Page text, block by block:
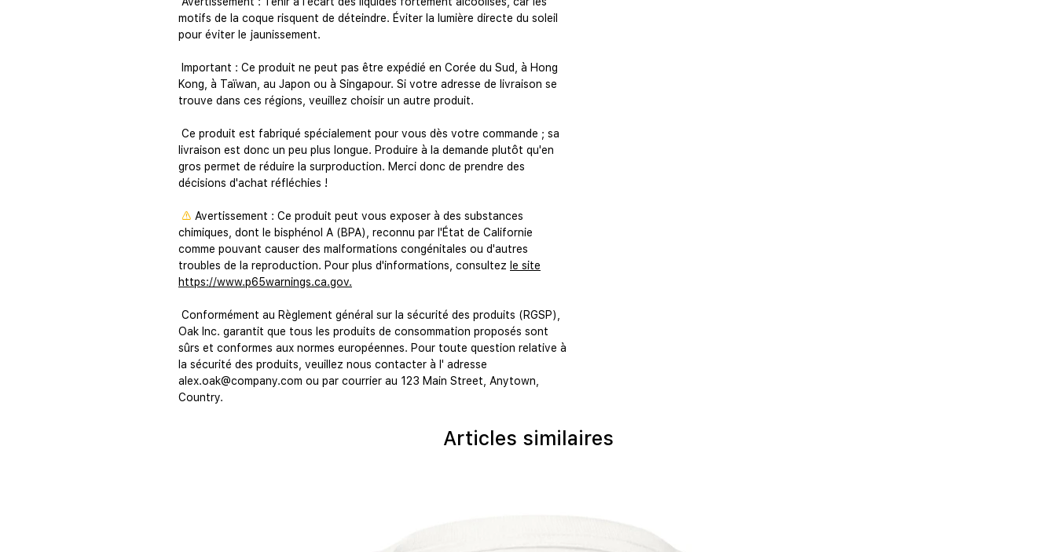
motifs de la coque risquent de déteindre. Éviter la lumière directe du soleil
pour éviter le jaunissement.
Kong, à Taïwan, au Japon ou à Singapour. Si votre adresse de livraison se
trouve dans ces régions, veuillez choisir un autre produit.
livraison est donc un peu plus longue. Produire à la demande plutôt qu'en
gros permet de réduire la surproduction. Merci donc de prendre des
décisions d'achat réfléchies !
⚠ Avertissement : Ce produit peut vous exposer à des substances
chimiques, dont le bisphénol A (BPA), reconnu par l'État de Californie
comme pouvant causer des malformations congénitales ou d'autres
troubles de la reproduction. Pour plus d'informations, consultez le site
https://www.p65warnings.ca.gov.
Oak Inc. garantit que tous les produits de consommation proposés sont
sûrs et conformes aux normes européennes. Pour toute question relative à
la sécurité des produits, veuillez nous contacter à l' adresse
alex.oak@company.com ou par courrier au 123 Main Street, Anytown,
Country.
Articles similaires